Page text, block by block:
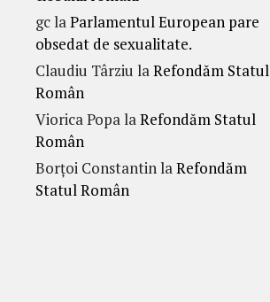
gclaParlamentul European pare
obsedat de sexualitate.
Claudiu Târziu laRefondăm Statul
Român
Viorica PopalaRefondăm Statul
Român
Borțoi ConstantinlaRefondăm
Statul Român